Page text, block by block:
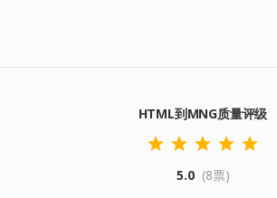
HTML到MNG质量评级
5.0 (8票)